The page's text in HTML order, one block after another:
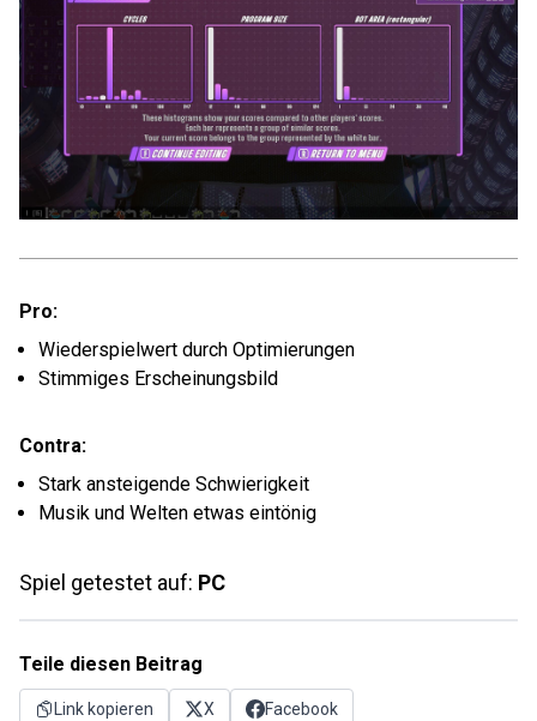
Pro:
Wiederspielwert durch Optimierungen
Stimmiges Erscheinungsbild
Contra:
Stark ansteigende Schwierigkeit
Musik und Welten etwas eintönig
Spiel getestet auf: PC
Teile diesen Beitrag
Link kopieren X Facebook